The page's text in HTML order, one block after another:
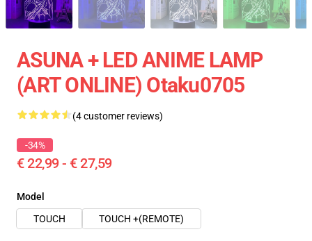
ASUNA + LED ANIME LAMP
(ART ONLINE) Otaku0705
(4 customer reviews)
-34%
€ 22,99 - € 27,59
Model
TOUCH
TOUCH +(REMOTE)